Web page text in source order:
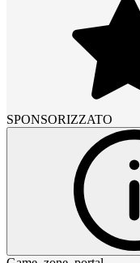
SPONSORIZZATO